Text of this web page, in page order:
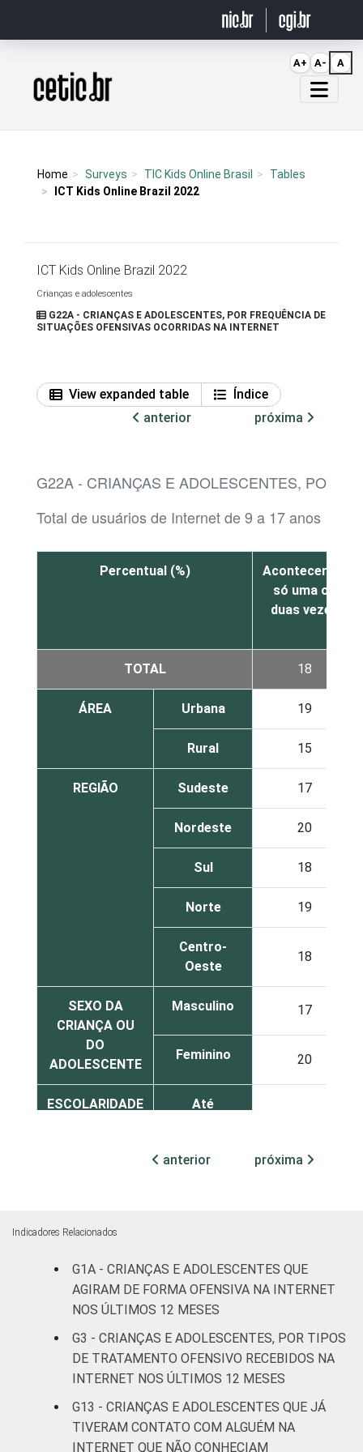
Página inicial
Home Surveys TIC Kids Online Brasil
Tables
ICT Kids Online Brazil 2022
ICT Kids Online Brazil 2022
Crianças e adolescentes
G22A - CRIANÇAS E ADOLESCENTES, POR FREQUÊNCIA DE
SITUAÇÕES OFENSIVAS OCORRIDAS NA INTERNET
View expanded table
Índice
anterior
próxima
G22A - CRIANÇAS E ADOLESCENTES, POR
Total de usuários de Internet de 9 a 17 anos
Percentual (%)
Aconteceram
só uma ou
duas vezes
TOTAL 18
ÁREA Urbana 19
Rural 15
REGIÃO Sudeste 17
Nordeste 20
Sul 18
Norte 19
Centro-
Oeste
18
SEXO DA
CRIANÇA OU
DO
ADOLESCENTE
Masculino 17
Feminino 20
ESCOLARIDADE
Até
mais
FAIXA ETÁRIA
OU DO
ADOLESCENTE
De 9 a 10
De 11 a 12
anos
De 13 a 14
anos
anterior próxima
Indicadores Relacionados
G1A - CRIANÇAS E ADOLESCENTES QUE
AGIRAM DE FORMA OFENSIVA NA INTERNET
NOS ÚLTIMOS 12 MESES
G3 - CRIANÇAS E ADOLESCENTES, POR TIPOS
DE TRATAMENTO OFENSIVO RECEBIDOS NA
INTERNET NOS ÚLTIMOS 12 MESES
G13 - CRIANÇAS E ADOLESCENTES QUE JÁ
TIVERAM CONTATO COM ALGUÉM NA
INTERNET QUE NÃO CONHECIAM
A+ A- A